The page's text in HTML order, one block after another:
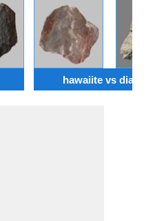
hawaiite vs